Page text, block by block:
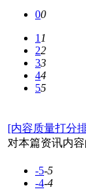
00
11
22
33
44
55
[内容质量打分
对本篇资讯内
-5-5
-4-4